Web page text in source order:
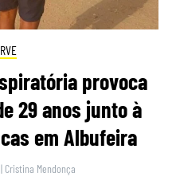
provoca
29 anos junto à
em Albufeira
| Cristina Mendonça